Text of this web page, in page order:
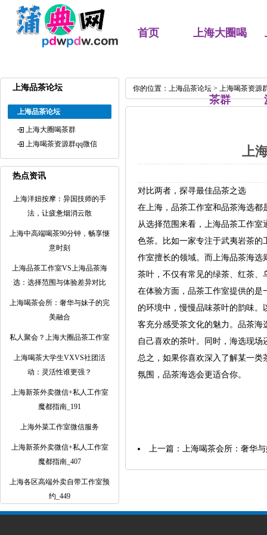
首页 上海大圈喝
茶群
上海品茶论坛
上海品茶论坛
上海大圈喝茶群
上海喝茶资源群qq微信
热点资讯
上海洋妞按摩：异国技师的手
法，让疲惫烟消云散
上海中高端喝茶90分钟，畅享惬
意时刻
上海品茶工作室VS上海品茶海
选：选择范围与体验差异对比
上海喝茶会所：奢华与妹子的完
美融合
私人聚会？上海大圈品茶工作室
上海喝茶大学生VXVS社团活
动：灵活性谁更强？
‌上海新茶外卖微信+私人工作室
魔都指南‌_191
上海外菜工作室微信服务
‌上海新茶外卖微信+私人工作室
魔都指南‌_407
上海各区高端外卖自带工作室预
约_449
你的位置： 上海品茶论坛 > 上海喝茶资源
上
对比两者，探寻最佳品茶之选
在上海，品茶工作室和品茶海选
从选择范围来看，上海品茶工作
色茶。比如一家专注于武夷岩茶
作室擅长的领域。而上海品茶海
茶叶，不仅有常见的绿茶、红茶
在体验方面，品茶工作室提供的
的环境中，慢慢品味茶叶的韵味
客充分感受茶文化的魅力。品茶
自己喜欢的茶叶。同时，海选现
总之，如果你喜欢深入了解某一
氛围，品茶海选会更适合你。
上一篇： 上海喝茶会所：奢华